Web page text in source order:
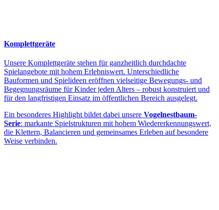
Komplettgeräte
Unsere Komplettgeräte stehen für ganzheitlich durchdachte
Spielangebote mit hohem Erlebniswert. Unterschiedliche
Bauformen und Spielideen eröffnen vielseitige Bewegungs- und
Begegnungsräume für Kinder jeden Alters – robust konstruiert und
für den langfristigen Einsatz im öffentlichen Bereich ausgelegt.
Ein besonderes Highlight bildet dabei unsere Vogelnestbaum-
Serie: markante Spielstrukturen mit hohem Wiedererkennungswert,
die Klettern, Balancieren und gemeinsames Erleben auf besondere
Weise verbinden.